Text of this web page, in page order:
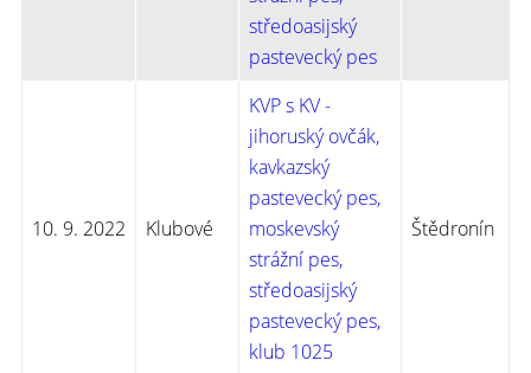
středoasijský
pastevecký pes
10. 9. 2022 Klubové
KVP s KV -
jihoruský ovčák,
kavkazský
pastevecký pes,
moskevský
strážní pes,
středoasijský
pastevecký pes,
klub 1025
Štědronín